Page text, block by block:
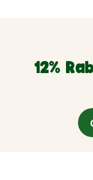
12%